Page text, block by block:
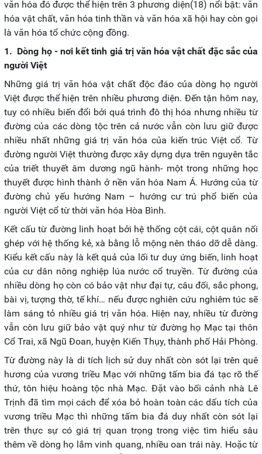
văn hóa đó được thể hiện trên 3 phương diện(18) nổi bật: văn
hóa vật chất, văn hóa tinh thần và văn hóa xã hội hay còn gọi
là văn hóa tổ chức cộng đồng.
1. Dòng họ - nơi kết tinh giá trị văn hóa vật chất đặc sắc của
người Việt
Những giá trị văn hóa vật chất độc đáo của dòng họ người
Việt được thể hiện trên nhiều phương diện. Đến tận hôm nay,
tuy có nhiều biến đổi bởi quá trình đô thị hóa nhưng nhiều từ
đường của các dòng tộc trên cả nước vẫn còn lưu giữ được
nhiều nhất những giá trị văn hóa của kiến trúc Việt cổ. Từ
đường người Việt thường được xây dựng dựa trên nguyên tắc
của triết thuyết âm dương ngũ hành- một trong những học
thuyết được hình thành ở nền văn hóa Nam Á. Hướng của từ
đường chủ yếu hướng Nam – hướng cư trú phổ biến của
người Việt cổ từ thời văn hóa Hòa Bình.
Kết cấu từ đường linh hoạt bởi hệ thống cột cái, cột quân nối
ghép với hệ thống kẻ, xà bằng lỗ mộng nên tháo dỡ dễ dàng.
Kiểu kết cấu này là kết quả của lối tư duy ứng biến, linh hoạt
của cư dân nông nghiệp lúa nước cổ truyền. Từ đường của
nhiều dòng họ còn có bảo vật như đại tự, câu đối, sắc phong,
bài vị, tượng thờ, tế khí… nếu được nghiên cứu nghiêm túc sẽ
làm sáng tỏ nhiều giá trị văn hóa. Hiện nay, nhiều từ đường
vẫn còn lưu giữ bảo vật quý như từ đường họ Mạc tại thôn
Cổ Trai, xã Ngũ Đoan, huyện Kiến Thụy, thành phố Hải Phòng.
Từ đường này là di tích lịch sử duy nhất còn sót lại trên quê
hương của vương triều Mạc với những tấm bia đá tạc rõ thế
thứ, tôn hiệu hoàng tộc nhà Mạc. Đặt vào bối cảnh nhà Lê
Trịnh đã tìm mọi cách để xóa bỏ hoàn toàn các dấu tích của
vương triều Mạc thì những tấm bia đá duy nhất còn sót lại
trên thực sự có giá trị quan trọng trong việc tìm hiểu sâu
thêm về dòng họ lắm vinh quang, nhiều oan trái này. Hoặc từ